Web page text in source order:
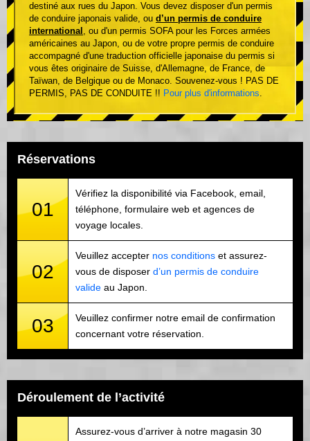
destiné aux rues du Japon. Vous devez disposer d'un permis
de conduire japonais valide, ou d’un permis de conduire
international , ou d'un permis SOFA pour les Forces armées
américaines au Japon, ou de votre propre permis de conduire
accompagné d'une traduction officielle japonaise du permis si
vous êtes originaire de Suisse, d'Allemagne, de France, de
Taïwan, de Belgique ou de Monaco. Souvenez-vous ! PAS DE
PERMIS, PAS DE CONDUITE !! Pour plus d'informations.
Réservations
01
Vérifiez la disponibilité via Facebook, email,
téléphone, formulaire web et agences de
voyage locales.
02
Veuillez accepter nos conditions et assurez-
vous de disposer d’un permis de conduire
valide au Japon.
03
Veuillez confirmer notre email de confirmation
concernant votre réservation.
Déroulement de l’activité
Assurez-vous d’arriver à notre magasin 30